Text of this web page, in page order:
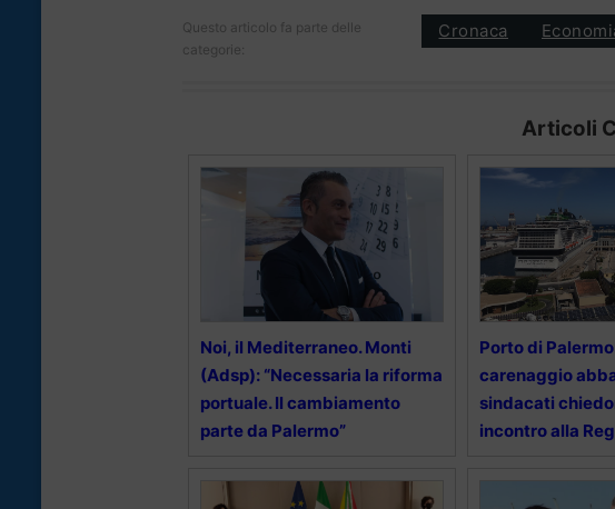
Questo articolo fa parte delle
categorie:
Cronaca
Articoli
Noi, il Mediterraneo. Monti
(Adsp): “Necessaria la riforma
portuale. Il cambiamento
parte da Palermo”
Porto di
carenaggio
sindacati
incontro alla